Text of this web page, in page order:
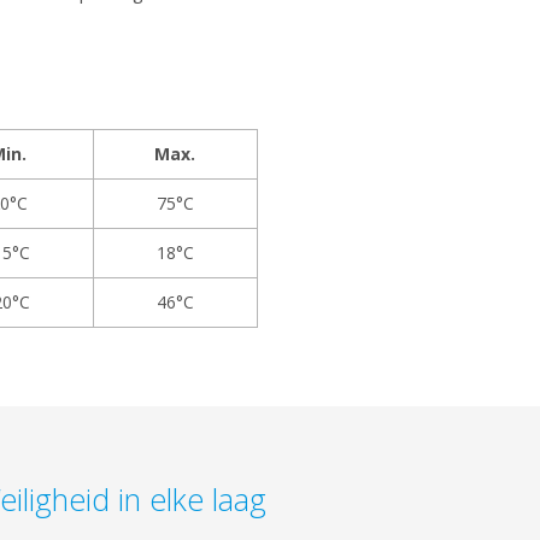
Max.
75°C
18°C
46°C
in elke laag